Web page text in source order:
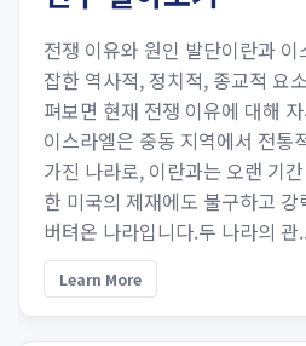
전쟁 이유와 원인 발단이란과
잡한 역사적, 정치적, 종교적 요
펴보면 현재 전쟁 이유에 대해
이스라엘은 중동 지역에서 전통
가진 나라로, 이란과는 오랜 기
한 미국의 제재에도 불구하고
버텨온 나라입니다.두 나라의 관
Learn More